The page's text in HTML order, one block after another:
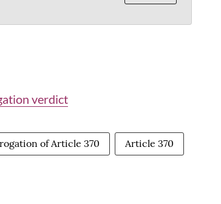
verdict
of Article 370 Article 370